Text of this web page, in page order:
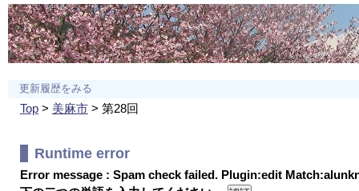
更新履歴をみる
Top> 美麻市> 第28回
Runtime error
Error message : Spam check failed. Plugin:edit